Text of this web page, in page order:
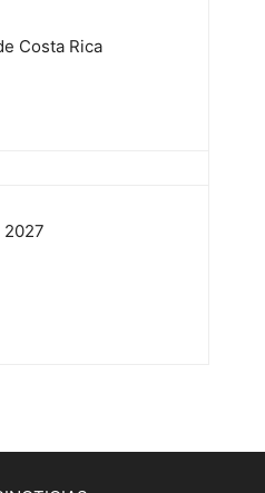
Costa Rica
2027